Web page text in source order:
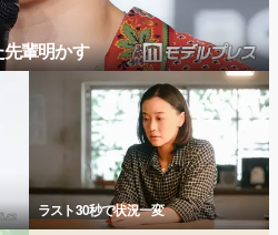
輩明かす
ラスト30秒で状況一変